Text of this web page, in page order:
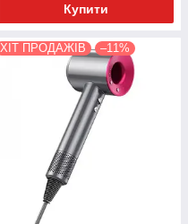
Купити
ХІТ ПРОДАЖІВ –11%